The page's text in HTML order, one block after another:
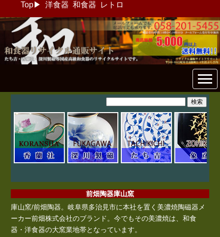
Top▶ 洋食器 和食器 レトロ
和食器リサイクル通販専門店
フリマート
前畑陶器庫山窯
庫山窯/前畑陶器。岐阜県多治見市に本社を置く美濃焼陶磁器メ
ーカー前畑株式会社のブランド。今でもその美濃焼は、和食
器・洋食器の大窯業地帯となっています。